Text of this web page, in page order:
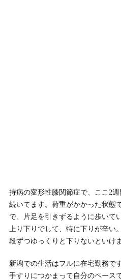
持病の変形性膝関節症で、ここ2
続いてます。荷重がかかった状態
で、片足を引きずるように歩いて
上り下りでして、特に下りが辛い
段ずつゆっくりと下りないといけ
新潟での生活はフルに在宅勤務で
手すりにつかまって自分のペース